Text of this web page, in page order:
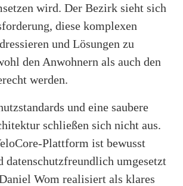
wird. Der Bezirk sieht sich
diese komplexen
und Lösungen zu
den Anwohnern als auch den
werden.
und eine saubere
schließen sich nicht aus.
Plattform ist bewusst
umgesetzt
Wom realisiert als klares